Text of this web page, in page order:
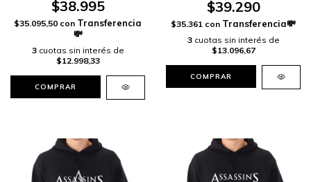
$38.995
$35.095,50 con
3 cuotas sin interés de
$12.998,33
COMPRAR
$39.290
$35.361 con
3 cuotas sin interés de
$13.096,67
COMPRAR